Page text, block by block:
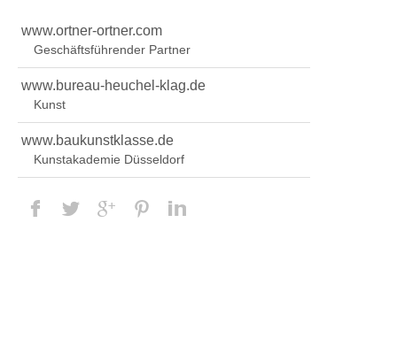
www.ortner-ortner.com
Geschäftsführender Partner
www.bureau-heuchel-klag.de
Kunst
www.baukunstklasse.de
Kunstakademie Düsseldorf